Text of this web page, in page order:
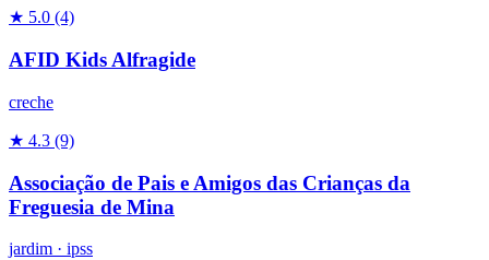
★ 5.0 (4)
AFID Kids Alfragide
creche
★ 4.3 (9)
Associação de Pais e Amigos das Crianças da
Freguesia de Mina
jardim · ipss